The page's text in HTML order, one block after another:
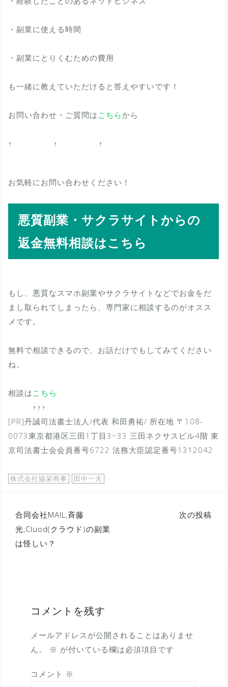
・副業に使える時間
・副業にとりくむための費用
も一緒に教えていただけると答えやすいです！
お問い合わせ・ご質問は こちら から
↑ ↑ ↑
お気軽にお問い合わせください！
悪質副業・サクラサイトからの
返金無料相談はこちら
もし、悪質なスマホ副業やサクラサイトなどでお金をだ
まし取られてしまったら、専門家に相談するのがオスス
メです。
無料で相談できるので、お話だけでもしてみてください
ね。
相談は こちら
↑↑↑
[PR]丹誠司法書士法人/代表 和田勇祐/ 所在地 〒108-
0073東京都港区三田1丁目3−33 三田ネクサスビル4階 東
京司法書士会会員番号6722 法務大臣認定番号1312042
株式会社協栄商事 田中一夫
投
稿
ナ
合同会社MAIL,斉藤
光,Cluod(クラウド)の副業
は怪しい？
次の投稿
コメントを残す
メールアドレスが公開されることはありませ
ん。
※ が付いている欄は必須項目です
コメント ※